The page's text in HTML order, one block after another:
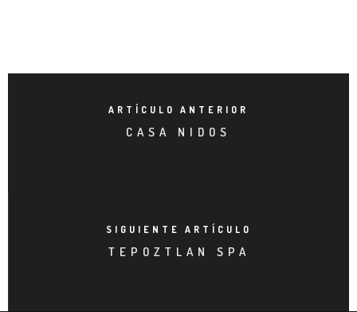
ARTÍCULO ANTERIOR
CASA NIDOS
SIGUIENTE ARTÍCULO
TEPOZTLAN SPA